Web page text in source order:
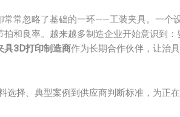
常忽略了基础的一环——工装夹具。一个
和良率。越来越多制造企业开始意识到
具3D打印制造商作为长期合作伙伴，让治
选择、典型案例到供应商判断标准，为正